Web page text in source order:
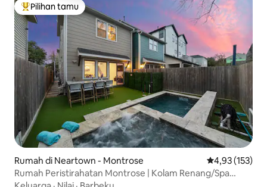
Pilihan tamu terpopuler
Pilihan tamu
Rumah di Neartown - Montrose Nilai rata-rata
4,93 (153)
Rumah Peristirahatan Montrose | Kolam Renang/Spa
Panas | Tempat Tidur King